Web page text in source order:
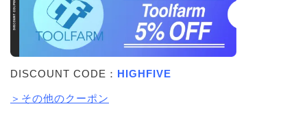
DISCOUNT CODE： HIGHFIVE
＞その他のクーポン